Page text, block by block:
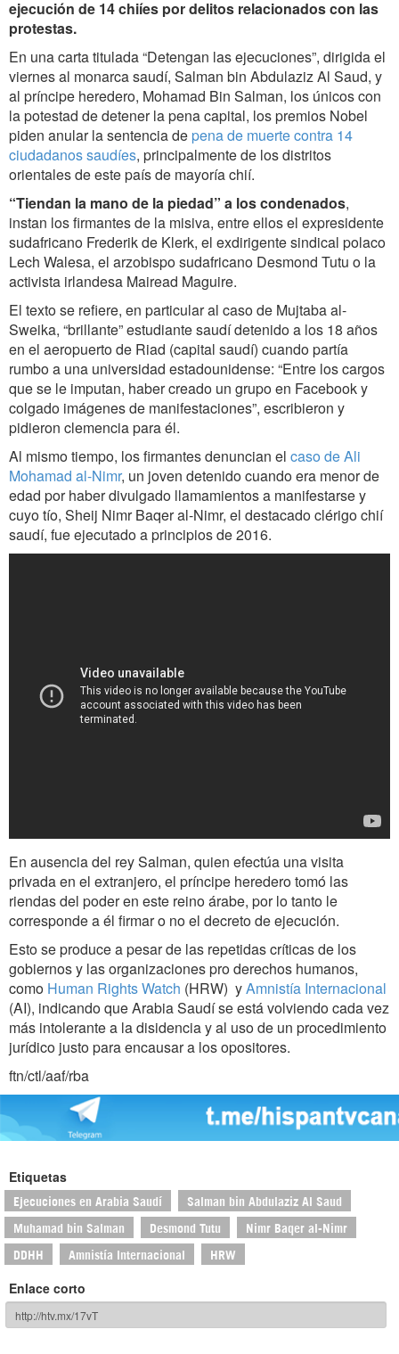
ejecución de 14 chiíes por delitos relacionados con las
protestas.
En una carta titulada “Detengan las ejecuciones”, dirigida el
viernes al monarca saudí, Salman bin Abdulaziz Al Saud, y
al príncipe heredero, Mohamad Bin Salman, los únicos con
la potestad de detener la pena capital, los premios Nobel
piden anular la sentencia de pena de muerte contra 14
ciudadanos saudíes, principalmente de los distritos
orientales de este país de mayoría chií.
“Tiendan la mano de la piedad” a los condenados,
instan los firmantes de la misiva, entre ellos el expresidente
sudafricano Frederik de Klerk, el exdirigente sindical polaco
Lech Walesa, el arzobispo sudafricano Desmond Tutu o la
activista irlandesa Mairead Maguire.
El texto se refiere, en particular al caso de Mujtaba al-
Sweika, “brillante” estudiante saudí detenido a los 18 años
en el aeropuerto de Riad (capital saudí) cuando partía
rumbo a una universidad estadounidense: “Entre los cargos
que se le imputan, haber creado un grupo en Facebook y
colgado imágenes de manifestaciones”, escribieron y
pidieron clemencia para él.
Al mismo tiempo, los firmantes denuncian el caso de Ali
Mohamad al-Nimr, un joven detenido cuando era menor de
edad por haber divulgado llamamientos a manifestarse y
cuyo tío, Sheij Nimr Baqer al-Nimr, el destacado clérigo chií
saudí, fue ejecutado a principios de 2016.
En ausencia del rey Salman, quien efectúa una visita
privada en el extranjero, el príncipe heredero tomó las
riendas del poder en este reino árabe, por lo tanto le
corresponde a él firmar o no el decreto de ejecución.
Esto se produce a pesar de las repetidas críticas de los
gobiernos y las organizaciones pro derechos humanos,
como Human Rights Watch (HRW) yAmnistía Internacional
(AI), indicando que Arabia Saudí se está volviendo cada vez
más intolerante a la disidencia y al uso de un procedimiento
jurídico justo para encausar a los opositores.
ftn/ctl/aaf/rba
Etiquetas
Ejecuciones en Arabia Saudí Salman bin Abdulaziz Al Saud
Muhamad bin Salman Desmond Tutu Nimr Baqer al-Nimr
DDHH Amnistía Internacional HRW
Enlace corto